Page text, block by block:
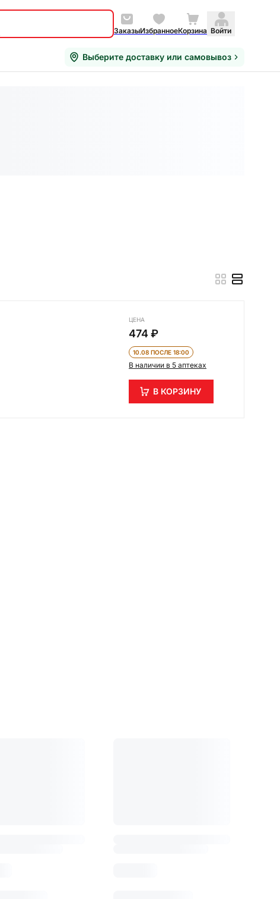
ЗаказыИзбранноеКорзина Войти
Выберите доставку или самовывоз
ЦЕНА
474 ₽
10.08 ПОСЛЕ 18:00
В наличии в 5 аптеках
В КОРЗИНУ